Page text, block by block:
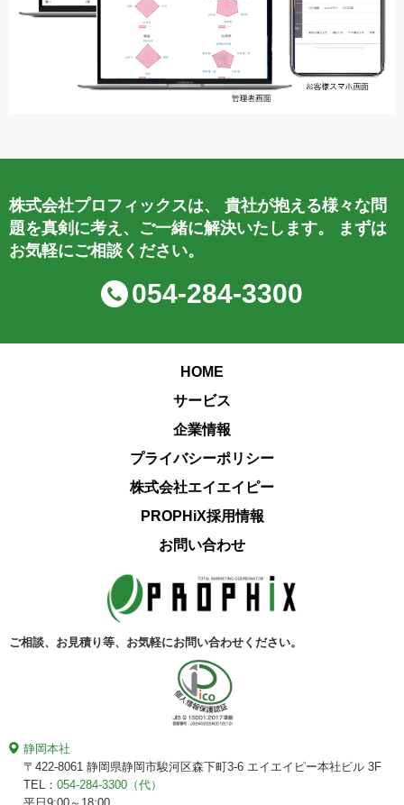
株式会社プロフィックスは、
貴社が抱える様々な問
題を真剣に考え、ご一緒に解決いたします。
まずは
お気軽にご相談ください。
054-284-3300
HOME
サービス
企業情報
プライバシーポリシー
株式会社エイエイピー
PROPHiX採用情報
お問い合わせ
ご相談、お見積り等、 お気軽にお問い合わせください。
静岡本社
〒422-8061 静岡県静岡市駿河区森下町3-6 エイエイピー本社ビル 3F
TEL： 054-284-3300（代）